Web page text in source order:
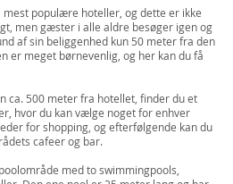
mest populære hoteller, og dette er ikke
men gæster i alle aldre besøger igen og
af sin beliggenhed kun 50 meter fra den
er meget børnevenlig, og her kan du få
ca. 500 meter fra hotellet, finder du et
hvor du kan vælge noget for enhver
for shopping, og efterfølgende kan du
cafeer og bar.
med to swimmingpools,